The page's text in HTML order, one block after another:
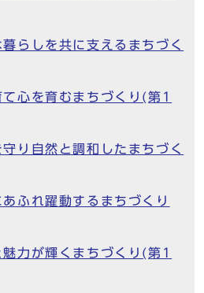
らしを共に支えるまちづく
心を育むまちづくり(第1
り自然と調和したまちづく
ふれ躍動するまちづくり
力が輝くまちづくり(第1